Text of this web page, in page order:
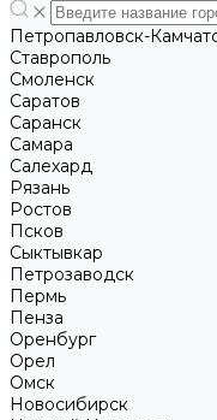
Петропавловск-
Ставрополь
Смоленск
Саратов
Саранск
Самара
Салехард
Рязань
Ростов
Псков
Сыктывкар
Петрозаводск
Пермь
Пенза
Оренбург
Орел
Омск
Новосибирск